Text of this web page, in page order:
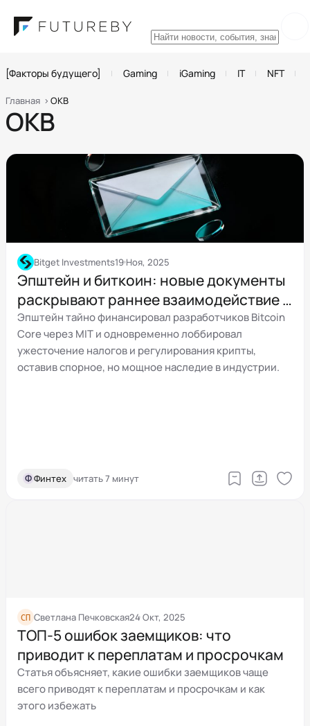
[Факторы будущего] Gaming iGaming IT NFT
Главная OKB
OKB
Bitget Investments19 Ноя, 2025
Эпштейн и биткоин: новые документы
раскрывают раннее взаимодействие с
криптовалютой и споры в MIT
Эпштейн тайно финансировал разработчиков Bitcoin
Core через MIT и одновременно лоббировал
ужесточение налогов и регулирования крипты,
оставив спорное, но мощное наследие в индустрии.
ФФинтех читать 7 минут
СП Светлана Печковская24 Окт, 2025
ТОП‑5 ошибок заемщиков: что
приводит к переплатам и просрочкам
Статья объясняет, какие ошибки заемщиков чаще
всего приводят к переплатам и просрочкам и как
этого избежать